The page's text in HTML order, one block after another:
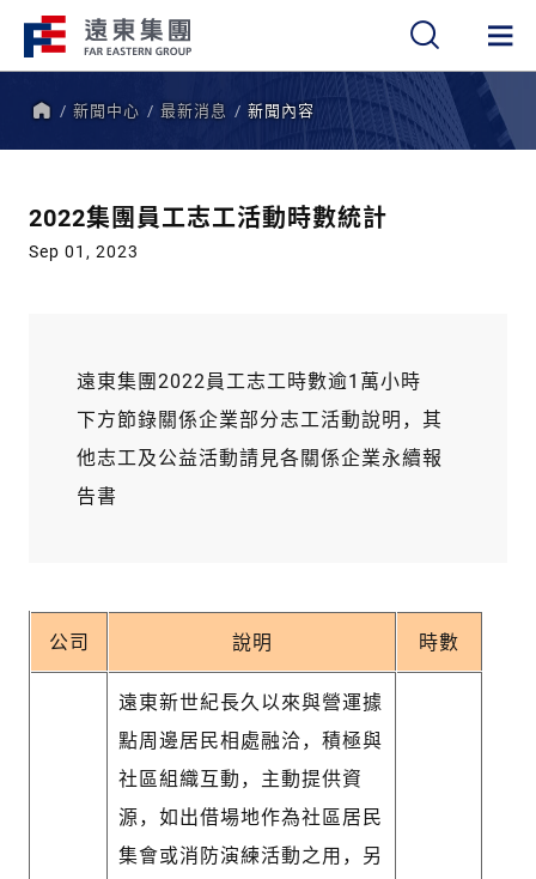
新聞中心 最新消息 新聞內容
2022集團員工志工活動時數統計
Sep 01, 2023
遠東集團2022員工志工時數逾1萬小時
下方節錄關係企業部分志工活動說明，其
他志工及公益活動請見各關係企業永續報
告書
公司 說明 時數
遠東新世紀長久以來與營運據
點周邊居民相處融洽，積極與
社區組織互動，主動提供資
源，如出借場地作為社區居民
集會或消防演練活動之用，另